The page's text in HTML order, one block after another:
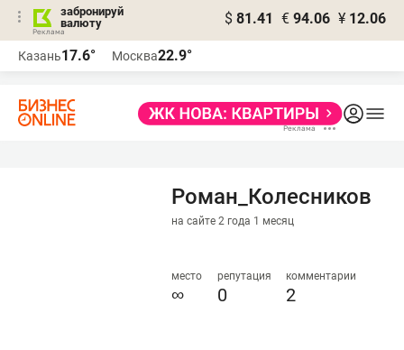
забронируй
валюту
$ 81.41 € 94.06 ¥ 12.06
Казань17.6° Москва22.9°
Роман_Колесников
на сайте 2 года 1 месяц
место
∞
репутация
0
комментарии
2